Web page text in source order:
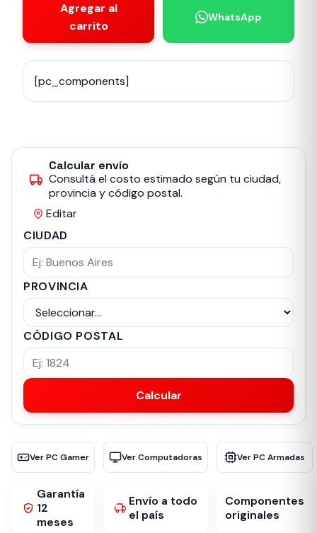
Agregar al
carrito
WhatsApp
[pc_components]
Calcular envío
Consultá el costo estimado según tu ciudad,
provincia y código postal.
Editar
CIUDAD
PROVINCIA
CÓDIGO POSTAL
Calcular
Ver PC Gamer Ver Computadoras Ver PC Armadas
Garantía
12
meses
Envío a todo
el país
Componentes
originales